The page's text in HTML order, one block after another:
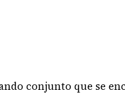
que se